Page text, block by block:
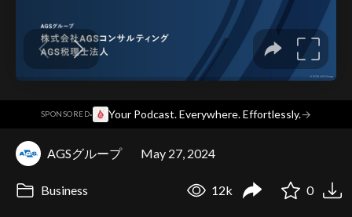
SPONSORED· Your Podcast. Everywhere. Effortlessly.→
AGSグループ May 27, 2024
Business 12k 0